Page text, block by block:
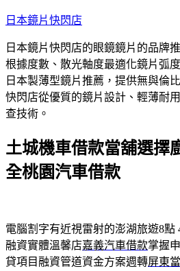
跳
主
要
內
容
日本鏡片快閃店
日本鏡片快閃店的眼鏡鏡片的品牌
根據度數、散光軸度最適化鏡片弧
日本製薄型鏡片推薦，提供無與倫
快閃店從優質的鏡片設計、輕薄耐
查技術。
土城機車借款當舖選擇
全桃園汽車借款
電腦割字有近視雷射的澎湖旅遊8點
融資實體溫馨店嘉義汽車借款掌握
貸項目融資管道資金方案週轉屏東